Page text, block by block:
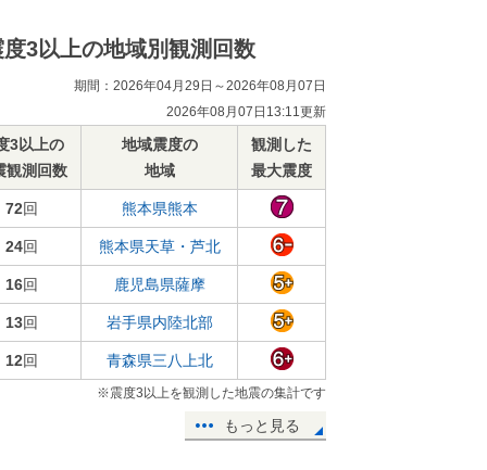
度3以上の地域別観測回数
期間：2026年04月29日～2026年08月07日
2026年08月07日13:11更新
3以上の
観測回数
地域震度の
地域
観測した
最大震度
72回 熊本県熊本
24回 熊本県天草・芦北
16回 鹿児島県薩摩
13回 岩手県内陸北部
12回 青森県三八上北
※震度3以上を観測した地震の集計です
もっと見る